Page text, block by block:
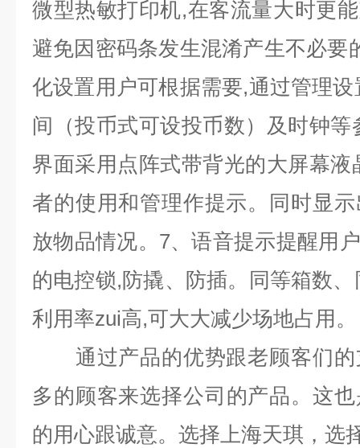
微型热敏打印机,在客流量大时更
避免因密码条发生混淆产生不必要
化设置用户可根据需要,通过管理
间（投币式可设投币数）及时钟等
界面采用点阵式带背光的大屏幕液
者的使用和管理作提示。同时显
放物品情况。 7、语音提示提醒用
的电控锁,防撬、防插。同等箱数
利用率zui高,可大大减少场地占用。
通过产品的优势跟老顾客们的
多的顾客来选择公司的产品。这
的用心跟诚意。选择上海天琪，选